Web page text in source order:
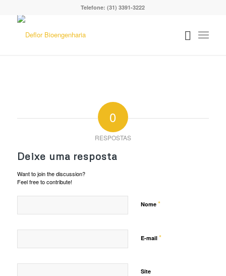
Telefone: (31) 3391-3222
0
RESPOSTAS
Deixe uma resposta
Want to join the discussion?
Feel free to contribute!
Nome *
E-mail *
Site